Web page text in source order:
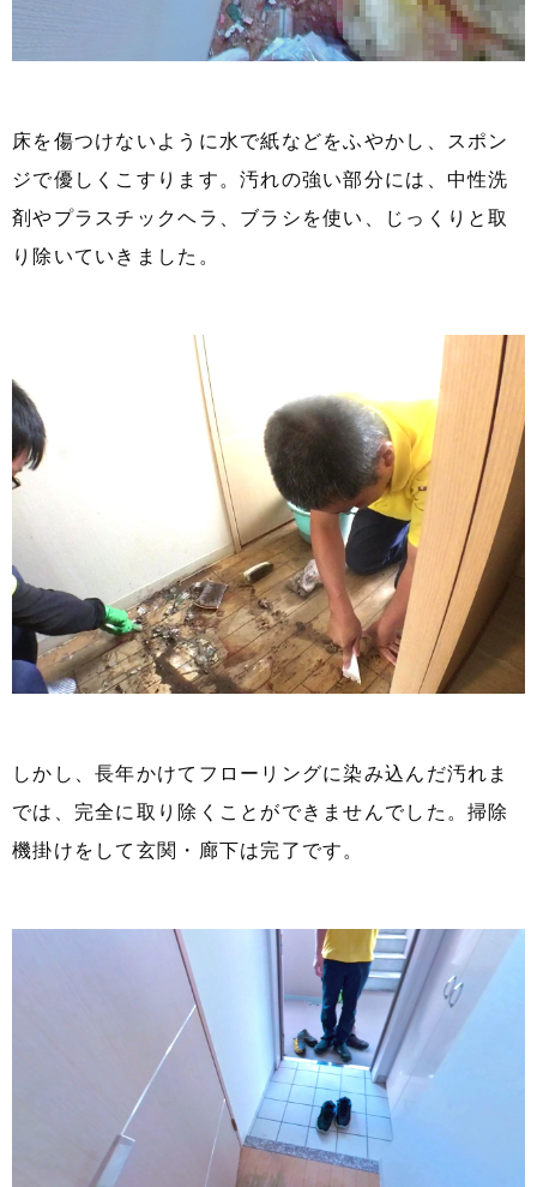
床を傷つけないように水で紙などをふやかし、スポン
ジで優しくこすります。汚れの強い部分には、中性洗
剤やプラスチックヘラ、ブラシを使い、じっくりと取
り除いていきました。
しかし、長年かけてフローリングに染み込んだ汚れま
では、完全に取り除くことができませんでした。掃除
機掛けをして玄関・廊下は完了です。